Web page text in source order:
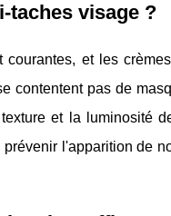
taches visage ?
et les
contentent pas de
et la luminosité
l'apparition de